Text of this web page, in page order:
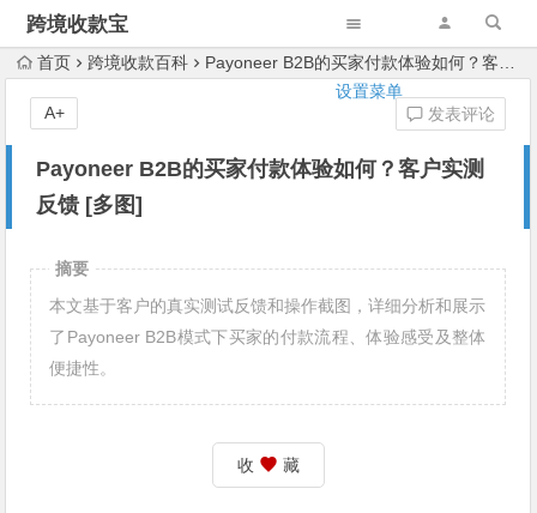
跨境收款宝
设置菜单
首页 跨境收款百科 Payoneer B2B的买家付款体验如何？客户实测反馈 [多图]
Payoneer B2B的买家付款体验如何？客户实测
反馈 [多图]
发表评论
A+
摘要
本文基于客户的真实测试反馈和操作截图，详细分析和展示
了Payoneer B2B模式下买家的付款流程、体验感受及整体
便捷性。
收 藏